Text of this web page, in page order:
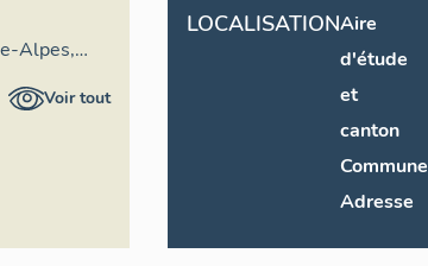
Alpes,
Voir tout
LOCALISATIONAire
d'étude
et
canton
Commune
Adresse